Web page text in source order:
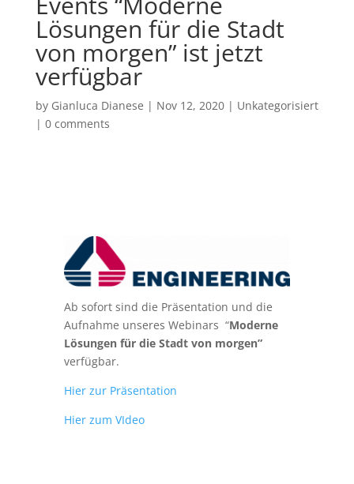
Lösungen für die Stadt
von morgen” ist jetzt
verfügbar
by Gianluca Dianese | Nov 12, 2020| Unkategorisiert
| 0 comments
Ab sofort sind die Präsentation und die
Aufnahme unseres Webinars “Moderne
Lösungen für die Stadt von morgen”
verfügbar.
Hier zur Präsentation
Hier zum VIdeo